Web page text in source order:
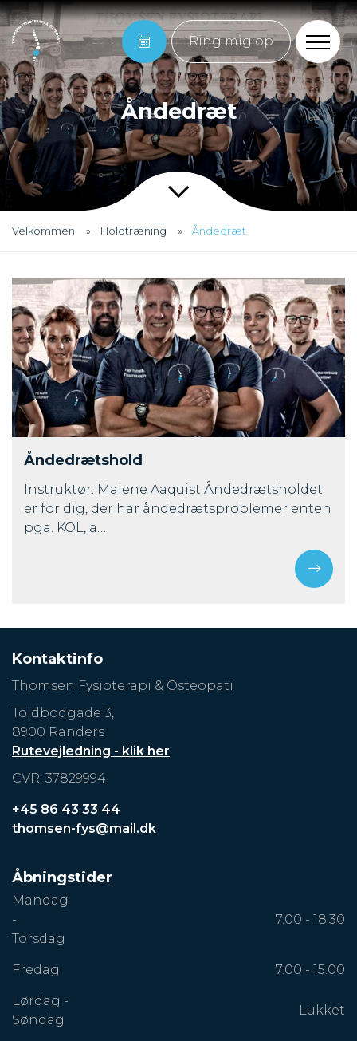
Ring mig op
Åndedræt
Velkommen Holdtræning Åndedræt
Åndedrætshold
Instruktør: Malene Aaquist Åndedrætsholdet
er for dig, der har åndedrætsproblemer enten
pga. KOL, a…
Kontaktinfo
Thomsen Fysioterapi & Osteopati
Toldbodgade 3,
8900 Randers
Rutevejledning - klik her
CVR: 37829994
+45 86 43 33 44
thomsen-fys@mail.dk
Åbningstider
Mandag
-
Torsdag
7.00 - 18.30
Fredag 7.00 - 15.00
Lørdag -
Søndag
Lukket